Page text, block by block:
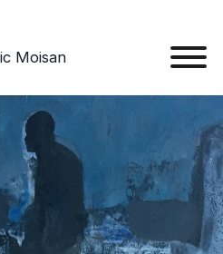
Moisan